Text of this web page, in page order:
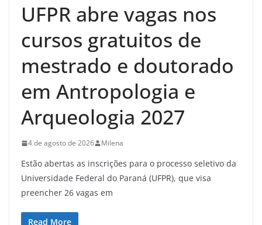
UFPR abre vagas nos
cursos gratuitos de
mestrado e doutorado
em Antropologia e
Arqueologia 2027
4 de agosto de 2026 Milena
Estão abertas as inscrições para o processo seletivo da
Universidade Federal do Paraná (UFPR), que visa
preencher 26 vagas em
Read More